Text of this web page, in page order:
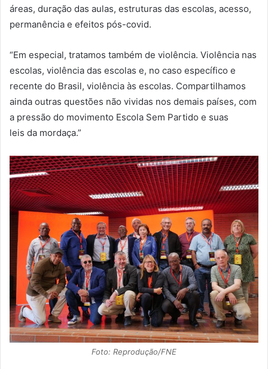
áreas, duração das aulas, estruturas das escolas, acesso,
permanência e efeitos pós-covid.
“Em especial, tratamos também de violência. Violência nas
escolas, violência das escolas e, no caso específico e
recente do Brasil, violência às escolas. Compartilhamos
ainda outras questões não vividas nos demais países, com
a pressão do movimento Escola Sem Partido e suas
leis da mordaça.”
Foto: Reprodução/FNE